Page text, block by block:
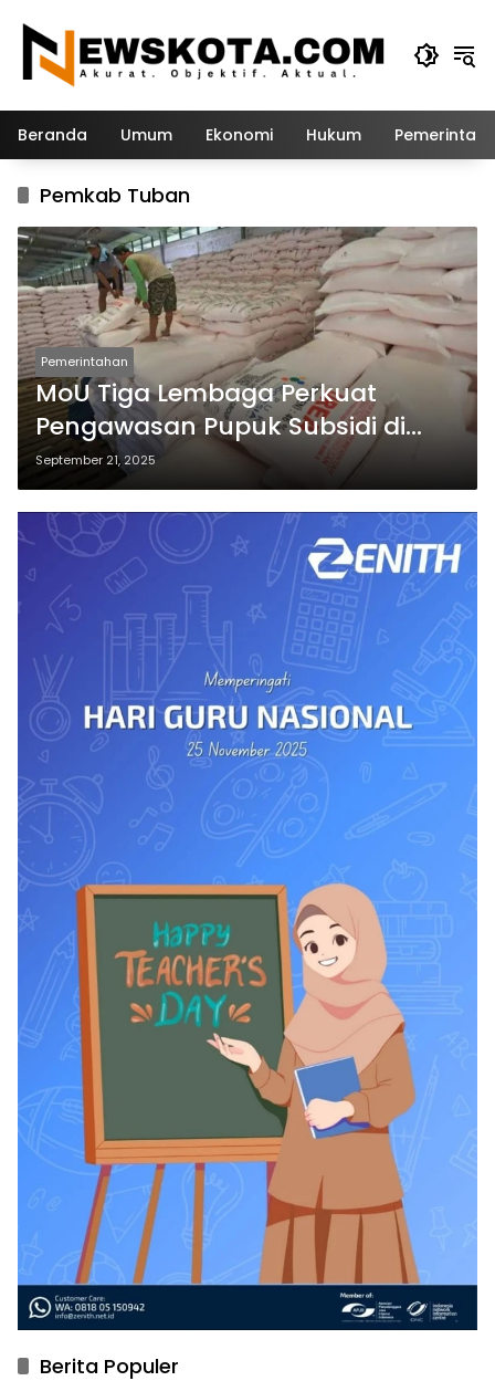
konten
Beranda Umum Ekonomi Hukum
Pemkab Tuban
Pemerintahan
MoU Tiga Lembaga Perkuat
Pengawasan Pupuk Subsidi di
Tuban
September 21, 2025
Berita Populer